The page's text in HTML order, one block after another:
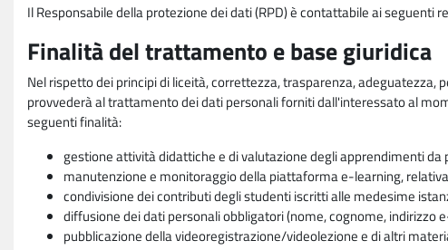
Il Responsabile della protezione dei dati (RPD) è contattabile ai seguenti
Finalità del trattamento e base giuridica
Nel rispetto dei principi di liceità, correttezza, trasparenza, adeguatezza,
provvederà al trattamento dei dati personali forniti dall'interessato al
seguenti finalità:
gestione attività didattiche e di valutazione degli apprendimenti
manutenzione e monitoraggio della piattaforma e-learning,
condivisione dei contributi degli studenti iscritti alle medesime
diffusione dei dati personali obbligatori (nome, cognome,
pubblicazione della videoregistrazione/videolezione e di altri